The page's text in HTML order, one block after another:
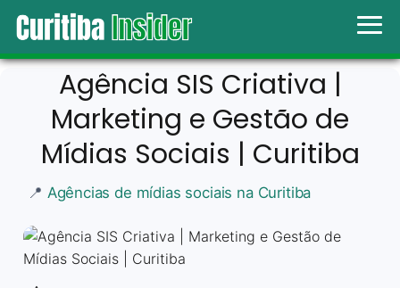
Agência SIS Criativa |
Marketing e Gestão de
Mídias Sociais | Curitiba
📍 Agências de mídias sociais na Curitiba